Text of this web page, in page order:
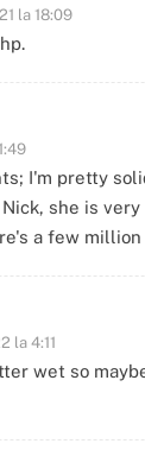
la 18:09
I'm pretty
she is
a few
la 4:11
wet so